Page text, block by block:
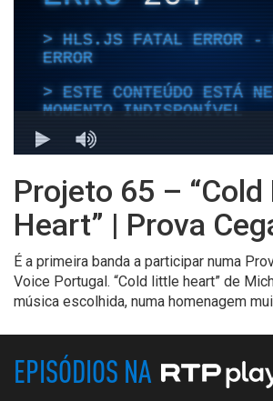
Projeto 65 –
Heart” | Prova
É a primeira banda a participar numa
Voice Portugal. “Cold little heart” de
música escolhida, numa homenagem
EPISÓDIOS NA